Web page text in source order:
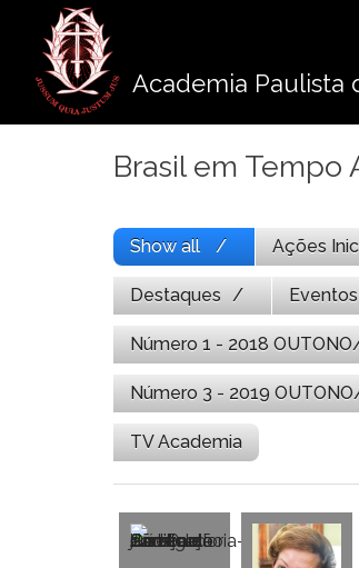
conteúdo
Academia Paulista
Brasil em Tempo
Show all Ações
Destaques Eventos
Número 1 - 2018
Número 3 - 2019
TV Academia